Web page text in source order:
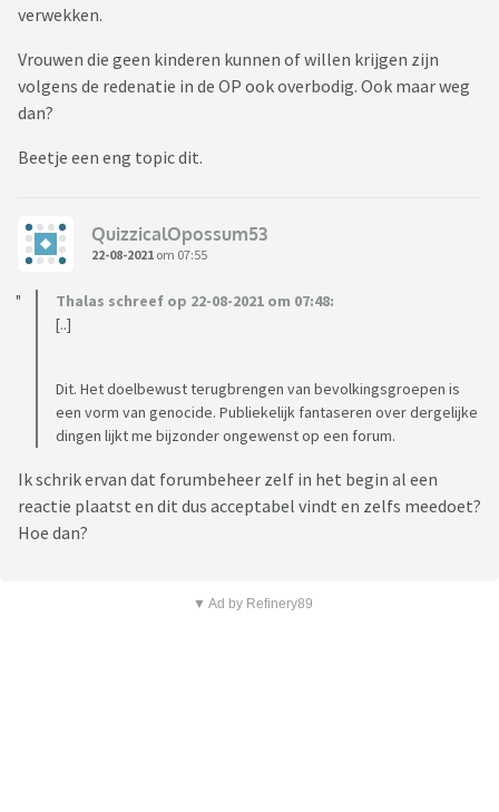
verwekken.
Vrouwen die geen kinderen kunnen of willen krijgen zijn
volgens de redenatie in de OP ook overbodig. Ook maar weg
dan?
Beetje een eng topic dit.
QuizzicalOpossum53
22-08-2021 om 07:55
Thalas schreef op 22-08-2021 om 07:48:
[..]
Dit. Het doelbewust terugbrengen van bevolkingsgroepen is
een vorm van genocide. Publiekelijk fantaseren over dergelijke
dingen lijkt me bijzonder ongewenst op een forum.
Ik schrik ervan dat forumbeheer zelf in het begin al een
reactie plaatst en dit dus acceptabel vindt en zelfs meedoet?
Hoe dan?
▼ Ad by Refinery89